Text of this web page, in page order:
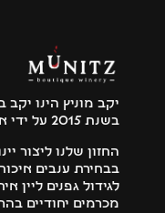
יקב מוניץ הינו יקב
בשנת 2015 על ידי איתי מוניץ.
החזון שלנו ליצור יינות
בבחירת ענבים
לגידול גפנים ליין איתר
מכרמים יחודיים בהרי